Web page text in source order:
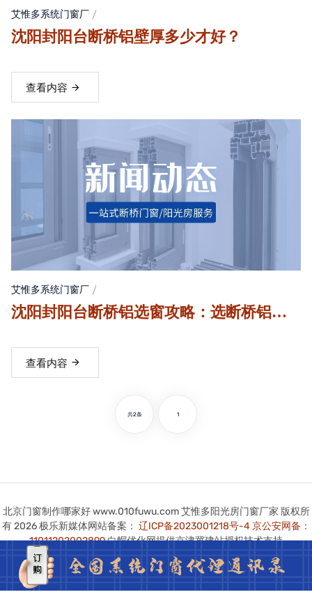
艾惟多系统门窗厂
沈阳封阳台断桥铝壁厚多少才好？
查看内容
艾惟多系统门窗厂
沈阳封阳台断桥铝选窗攻略：选断桥铝系
观！
查看内容
共2条 1
北京门窗制作哪家好 www.010fuwu.com 艾惟多阳光房门窗厂家 版权所
有 2026 极乐新媒体网站备案： 辽ICP备2023001218号-4 京公安网备：
11011202002899白帽优化网提供京津冀建站授权技术支持
本站图版文字视频这类版权声明：艾惟多无法鉴别所上传图片文字视频等
知识版权，如果涉猎侵犯版权或违法内容，请及时通知联系普法志愿服务
网平台法务400-039-6198，官方将在第一时间及时删除!